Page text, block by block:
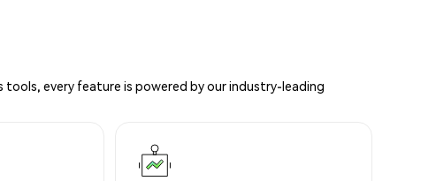
every feature is powered by our industry-leading